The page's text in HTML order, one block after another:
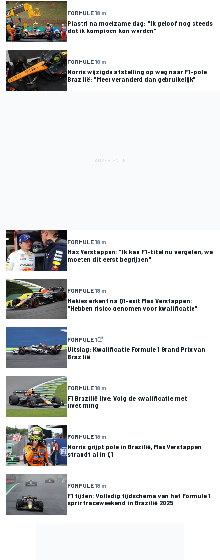
FORMULE 18 m
Piastri na moeizame dag: "Ik geloof nog steeds
dat ik kampioen kan worden"
FORMULE 18 m
Norris wijzigde afstelling op weg naar F1-pole
Brazilië: "Meer veranderd dan gebruikelijk"
FORMULE 18 m
Max Verstappen: "Ik kan F1-titel nu vergeten, we
moeten dit eerst begrijpen"
FORMULE 18 m
Mekies erkent na Q1-exit Max Verstappen:
"Hebben risico genomen voor kwalificatie"
FORMULE 1
Uitslag: Kwalificatie Formule 1 Grand Prix van
Brazilië
FORMULE 18 m
F1 Brazilië live: Volg de kwalificatie met
livetiming
FORMULE 18 m
Norris grijpt pole in Brazilië, Max Verstappen
strandt al in Q1
FORMULE 18 m
F1 tijden: Volledig tijdschema van het Formule 1
sprintraceweekend in Brazilië 2025